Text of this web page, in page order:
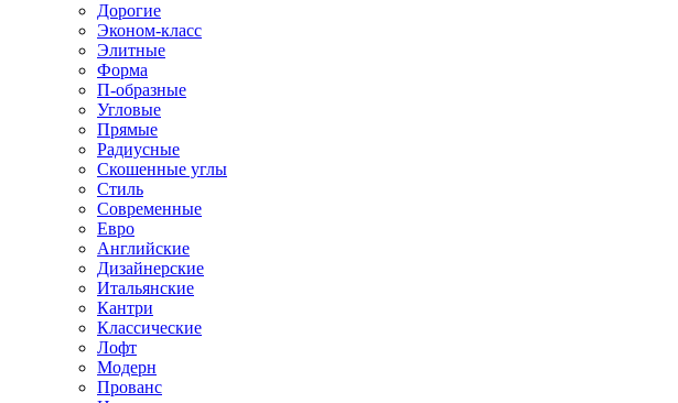
Дорогие
Эконом-класс
Элитные
Форма
П-образные
Угловые
Прямые
Радиусные
Скошенные углы
Стиль
Современные
Евро
Английские
Дизайнерские
Итальянские
Кантри
Классические
Лофт
Модерн
Прованс